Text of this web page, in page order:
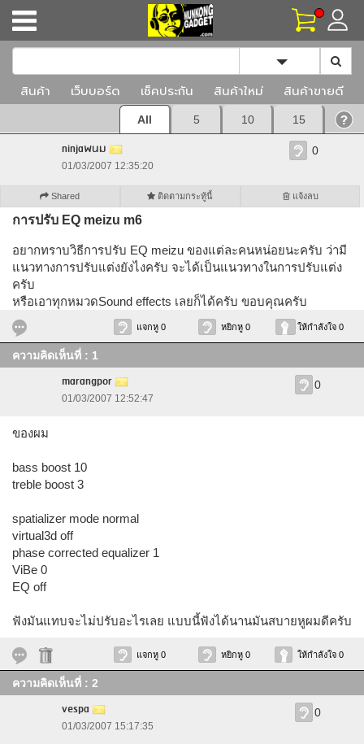
Toggle
สินค้า เว็บบอร์ด เช็คประกัน สินค้าใหม่ สินค้าขายดี
All 5 10 15
ninjaพนม
01/03/2007 12:35:20
0
Shared ติดตามกระทู้นี้ แจ้งลบ
การปรับ EQ meizu m6
อยากทราบวิธีการปรับ EQ meizu ของแต่ละคนหน่อยนะครับ ว่ามี
แนวทางการปรับแต่งยังไงครับ จะได้เป็นแนวทางในการปรับแต่ง
ครับ
หรือเอาทุกหมวดSound effects เลยก็ได้ครับ ขอบคุณครับ
แจกหู 0 หยิกหู 0 ให้กำลังใจ 0
ความคิดเห็นที่ : 1
marangpor
01/03/2007 12:52:47
0
ของผม
bass boost 10
treble boost 3
spatializer mode normal
virtual3d off
phase corrected equalizer 1
ViBe 0
EQ off
ฟังมันแทบจะไม่ปรับอะไรเลย แบบนี้ฟังได้นานมันสบายหูผมดีครับ
แจกหู 0 หยิกหู 0 ให้กำลังใจ 0
ความคิดเห็นที่ : 2
vespa
01/03/2007 15:17:35
0